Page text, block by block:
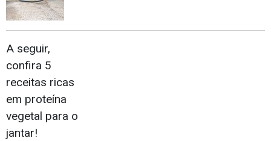
A seguir,
confira 5
receitas ricas
em proteína
vegetal para o
jantar!